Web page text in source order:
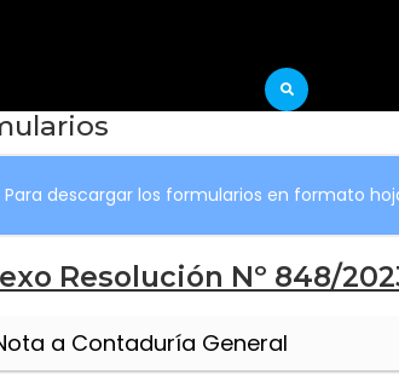
Para descargar los formularios en formato
Resolución Nº 848/
a Contaduría General